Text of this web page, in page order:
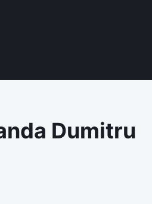
Dumitru